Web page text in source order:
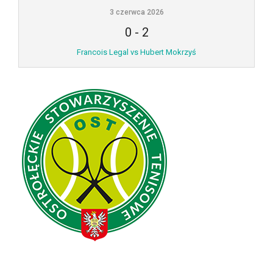
3 czerwca 2026
0 - 2
Francois Legal vs Hubert Mokrzyś